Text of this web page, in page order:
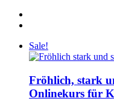
Sale!
Fröhlich, stark
Onlinekurs für